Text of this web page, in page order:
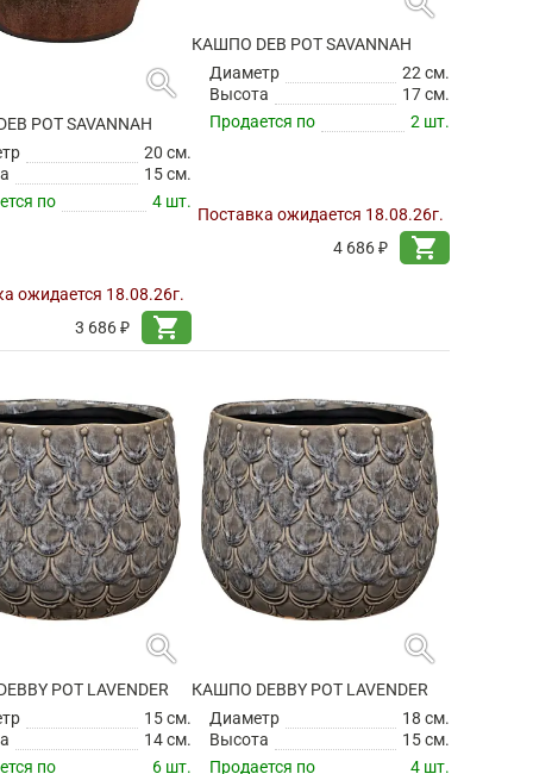
search
POT SAVANNAH
20 см.
15 см.
по
4 шт.
ожидается 18.08.26г.
3 686 ₽
shopping_cart
search
КАШПО DEB POT SAVANNAH
search
POT LAVENDER
15 см.
14 см.
по
6 шт.
search
КАШПО DEBBY POT LAVENDER
Диаметр
18 см.
Высота
15 см.
Продается по
4 шт.